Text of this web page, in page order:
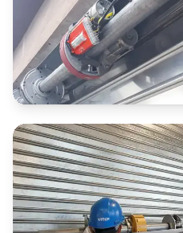
Motorisation de votre
réalisée par notre
plus de
Installation
Installation